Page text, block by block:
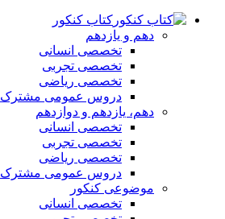
کتاب کنکور
دهم و یازدهم
تخصصی انسانی
تخصصی تجربی
تخصصی ریاضی
دروس عمومی مشترک
دهم، یازدهم و دوازدهم
تخصصی انسانی
تخصصی تجربی
تخصصی ریاضی
دروس عمومی مشترک
موضوعی کنکور
تخصصی انسانی